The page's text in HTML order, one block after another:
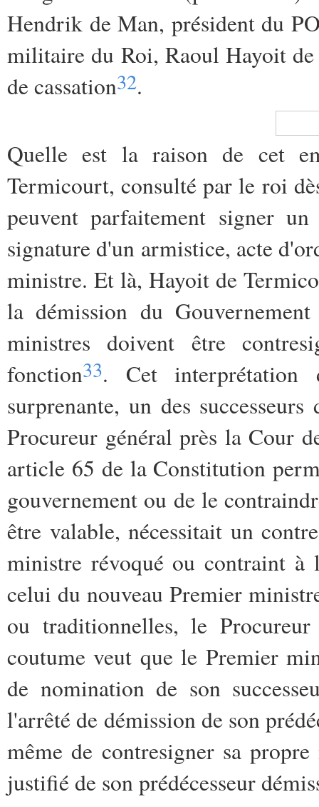
Hendrik de Man, président du
militaire du Roi, Raoul Hayoit
de cassation32.
Quelle est la raison de cet
Termicourt, consulté par le roi
peuvent parfaitement signer
signature d'un armistice, acte
ministre. Et là, Hayoit de
la démission du
ministres doivent être
fonction33. Cet interprétation
surprenante, un des
Procureur général près la Cour
article 65 de la Constitution
gouvernement ou de le
être valable, nécessitait un
ministre révoqué ou contraint à
celui du nouveau Premier
ou traditionnelles, le
coutume veut que le Premier
de nomination de son
l'arrêté de démission de son
même de contresigner sa
justifié de son prédécesseur